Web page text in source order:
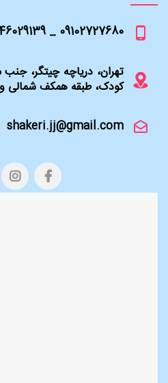
09102727680 _ 02146029139
تهران، دریاچه چیتگر،
کودک، طبقه همکف شمالی
shakeri.jj@gmail.com